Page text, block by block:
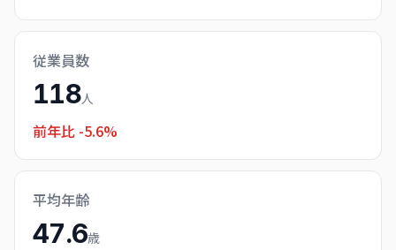
従業員数
118人
前年比 -5.6%
平均年齢
47.6歳